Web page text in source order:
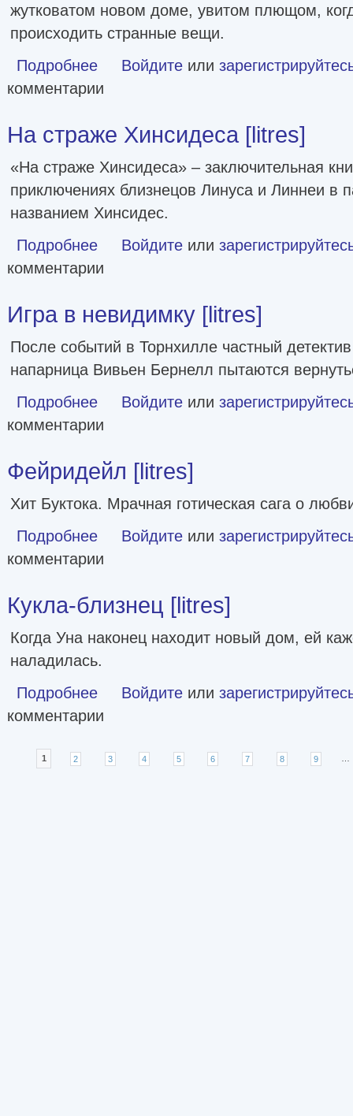
жутковатом новом доме, увитом плющом,
происходить странные вещи.
Подробнее о Время зелёного волшебства [litres]
Войдите или
комментарии
На страже Хинсидеса [litres]
«На страже Хинсидеса» – заключительная
приключениях близнецов Линуса и Линнеи в
названием Хинсидес.
Подробнее о На страже Хинсидеса [litres]
Войдите или
комментарии
Игра в невидимку [litres]
После событий в Торнхилле частный
напарница Вивьен Бернелл пытаются
Подробнее о Игра в невидимку [litres]
Войдите или
комментарии
Фейридейл [litres]
Хит Буктока. Мрачная готическая сага о
Подробнее о Фейридейл [litres]
Войдите или
комментарии
Кукла-близнец [litres]
Когда Уна наконец находит новый дом, ей
наладилась.
Подробнее о Кукла-близнец [litres]
Войдите или
комментарии
Страницы
1 2 3 4 5 6 7 8 9 …